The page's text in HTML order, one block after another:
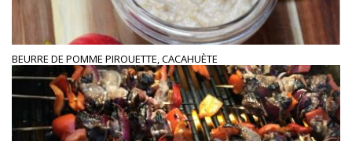
BEURRE DE POMME PIROUETTE, CACAHUÈTE